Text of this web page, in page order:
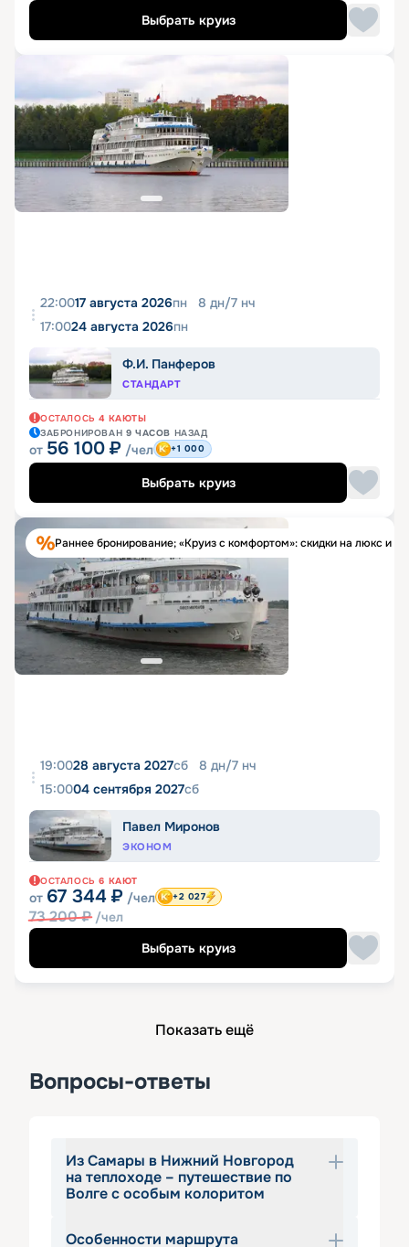
Выбрать круиз
22:0017 августа 2026пн 8 дн/7 нч
17:0024 августа 2026пн
Ф.И. Панферов
СТАНДАРТ
ОСТАЛОСЬ 4 КАЮТЫ
ЗАБРОНИРОВАН 9 ЧАСОВ НАЗАД
от 56 100 ₽ /чел +1 000
Выбрать круиз
Раннее бронирование; «Круиз с комфортом»: скидки на люкс и
19:0028 августа 2027сб 8 дн/7 нч
15:0004 сентября 2027сб
Павел Миронов
ЭКОНОМ
ОСТАЛОСЬ 6 КАЮТ
от 67 344 ₽ /чел
73 200₽ /чел
+2 027
Выбрать круиз
Показать ещё
Вопросы-ответы
Из Самары в Нижний Новгород
на теплоходе – путешествие по
Волге с особым колоритом
Круиз Самара − Нижний Новгород на
Особенности маршрута